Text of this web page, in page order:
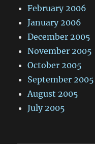
February 2006
January 2006
December 2005
November 2005
October 2005
September 2005
August 2005
July 2005